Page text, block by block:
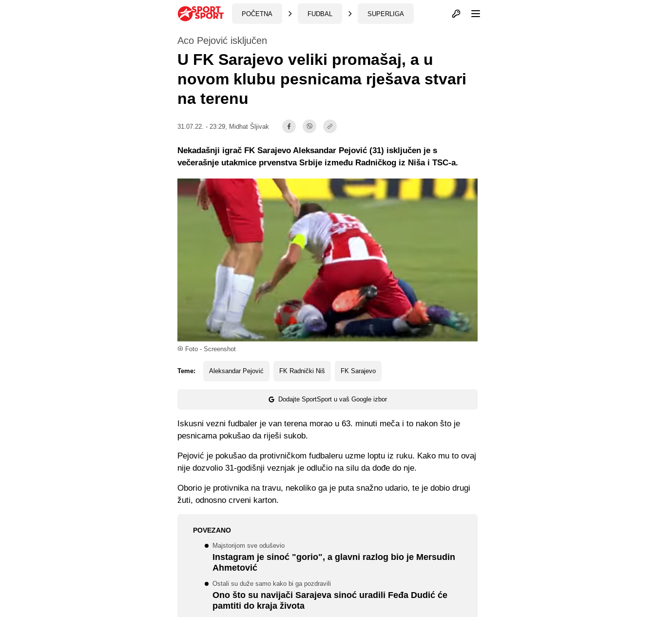
POČETNA FUDBAL SUPERLIGA Otvori profil
Foto - Screenshot
Aco Pejović isključen
U FK Sarajevo veliki promašaj, a u
novom klubu pesnicama rješava stvari
na terenu
31.07.22. - 23:29, Midhat Šljivak
Teme: Aleksandar Pejović FK Radnički Niš FK Sarajevo
Dodajte SportSport u vaš Google izbor
Nekadašnji igrač FK Sarajevo Aleksandar Pejović (31) isključen je s
večerašnje utakmice prvenstva Srbije između Radničkog iz Niša i TSC-a.
Iskusni vezni fudbaler je van terena morao u 63. minuti meča i to nakon što je
pesnicama pokušao da riješi sukob.
Pejović je pokušao da protivničkom fudbaleru uzme loptu iz ruku. Kako mu to ovaj
nije dozvolio 31-godišnji veznjak je odlučio na silu da dođe do nje.
Oborio je protivnika na travu, nekoliko ga je puta snažno udario, te je dobio drugi
žuti, odnosno crveni karton.
POVEZANO
Majstorijom sve oduševio
Instagram je sinoć "gorio", a glavni razlog bio je Mersudin
Ahmetović
Ostali su duže samo kako bi ga pozdravili
Ono što su navijači Sarajeva sinoć uradili Feđa Dudić će
pamtiti do kraja života